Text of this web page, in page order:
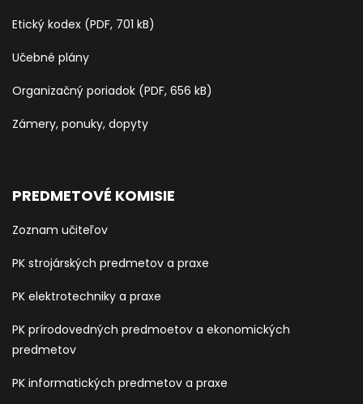
Etický kodex (PDF, 701 kB)
Učebné plány
Organizačný poriadok (PDF, 656 kB)
Zámery, ponuky, dopyty
PREDMETOVÉ KOMISIE
Zoznam učiteľov
PK strojárských predmetov a praxe
PK elektrotechniky a praxe
PK prírodovedných predmoetov a ekonomických
predmetov
PK informatických predmetov a praxe